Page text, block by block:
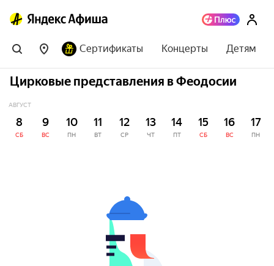
Сертификаты Концерты Детям
Цирковые представления в Феодосии
АВГУСТ
8
СБ
9
ВС
10
ПН
11
ВТ
12
СР
13
ЧТ
14
ПТ
15
СБ
16
ВС
17
ПН